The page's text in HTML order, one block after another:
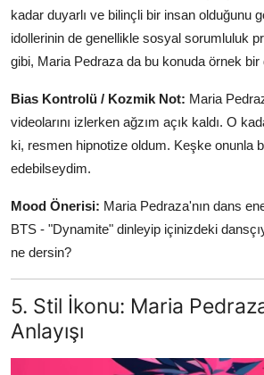
kadar duyarlı ve bilinçli bir insan olduğunu
idollerinin de genellikle sosyal sorumluluk
gibi, Maria Pedraza da bu konuda örnek bir
Bias Kontrolü / Kozmik Not: Maria
videolarını izlerken ağzım açık kaldı. O
ki, resmen hipnotize oldum. Keşke onunla
edebilseydim.
Mood Önerisi: Maria Pedraza'nın dans
BTS - "Dynamite" dinleyip içinizdeki
ne dersin?
5. Stil İkonu: Maria
Anlayışı